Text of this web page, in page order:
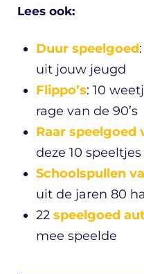
Lees ook:
Duur speelgoed
uit jouw jeugd
Flippo’s: 10
rage van de 90’s
Raar speelgoed
deze 10
Schoolspullen
uit de jaren 80
22 speelgoed
mee speelde